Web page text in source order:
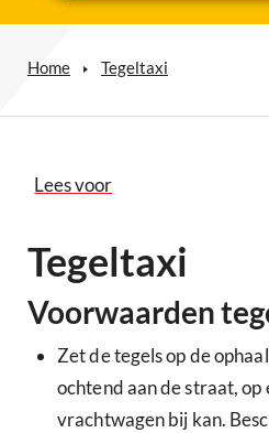
Home Tegeltaxi
Lees voor
Tegeltaxi
Voorwaarden
Zet de tegels op de
ochtend aan de straat, op
vrachtwagen bij kan.